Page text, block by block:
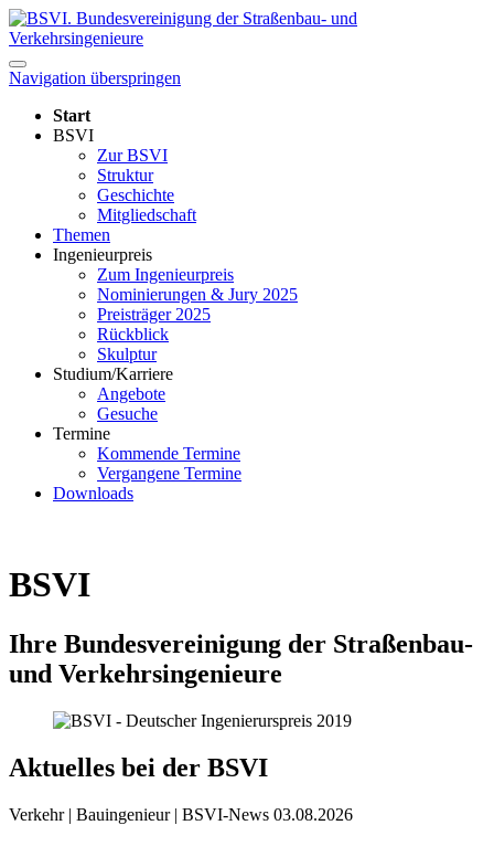
Navigation überspringen
Start
BSVI
Zur BSVI
Struktur
Geschichte
Mitgliedschaft
Themen
Ingenieurpreis
Zum Ingenieurpreis
Nominierungen & Jury 2025
Preisträger 2025
Rückblick
Skulptur
Studium/Karriere
Angebote
Gesuche
Termine
Kommende Termine
Vergangene Termine
Downloads
BSVI
Ihre Bundesvereinigung der Straßenbau-
und Verkehrsingenieure
Aktuelles bei der BSVI
Verkehr | Bauingenieur | BSVI-News 03.08.2026